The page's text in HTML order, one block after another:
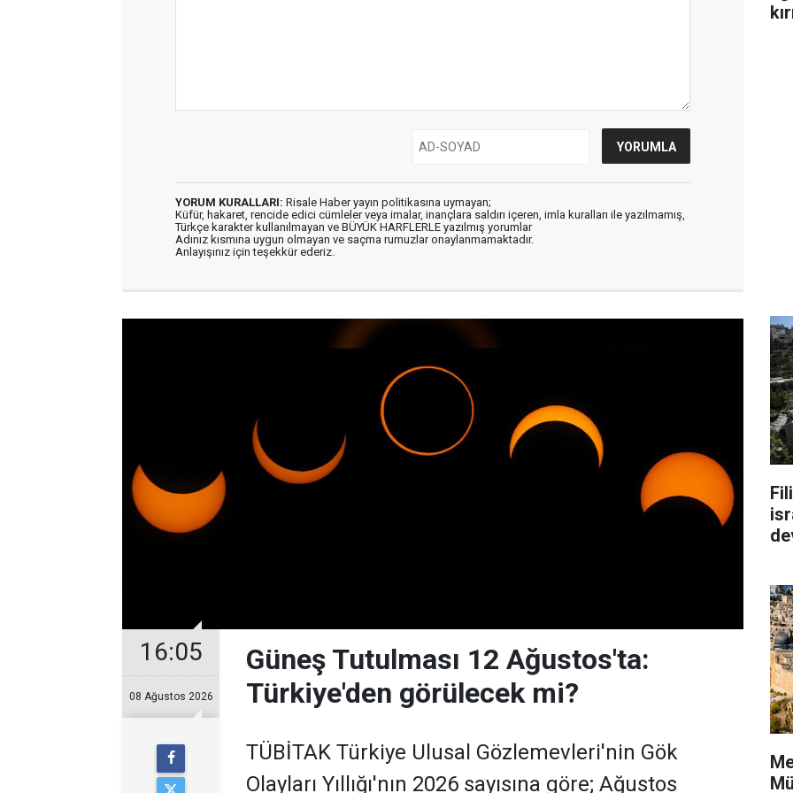
YORUM KURALLARI: Risale Haber yayın politikasına uymayan;
Küfür, hakaret, rencide edici cümleler veya imalar, inançlara saldırı içeren, imla kuralları ile yazılmamış,
Türkçe karakter kullanılmayan ve BÜYÜK HARFLERLE yazılmış yorumlar
Adınız kısmına uygun olmayan ve saçma rumuzlar onaylanmamaktadır.
Anlayışınız için teşekkür ederiz.
16:05
08 Ağustos 2026
Güneş Tutulması 12 Ağustos'ta:
Türkiye'den görülecek mi?
TÜBİTAK Türkiye Ulusal Gözlemevleri'nin Gök
Olayları Yıllığı'nın 2026 sayısına göre; Ağustos